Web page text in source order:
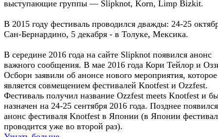
выступающие группы — Slipknot, Korn, Limp Bizkit.
В 2015 году фестиваль проводился дважды: 24-25
Сан-Бернардино, 5 декабря - в Толуке, Мексика.
В середине 2016 года на сайте Slipknot появился анонс
важного сообщения. В мае 2016 года Кори Тейлор и
Осборн заявили об анонсе нового мероприятия, которое
является совмещением фестивалей Knotfest и Ozzfest.
Фестиваль получил название Ozzfest meets Knotfest и
назначен на 24-25 сентября 2016 года. Позднее появился
анонс фестиваля Knotfest в Японии (в Японии
проводится уже во второй раз).